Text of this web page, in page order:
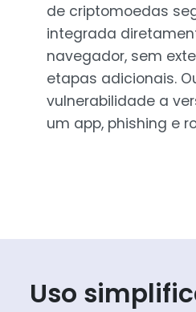
de criptomoedas
integrada
navegador, sem
etapas adicionais.
vulnerabilidade a
um app, phishing e
Uso